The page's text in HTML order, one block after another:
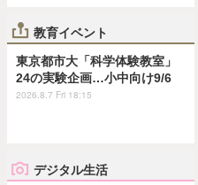
教育イベント
東京都市大「科学体験教室」
24の実験企画…小中向け9/6
2026.8.7 Fri 18:15
デジタル生活